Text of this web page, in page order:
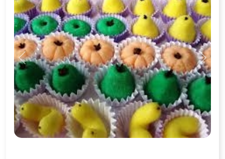
Previous Next